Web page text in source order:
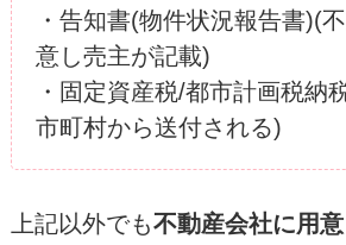
・告知書(物件状況報告書)(
意し売主が記載)
・固定資産税/都市計画税納
市町村から送付される)
上記以外でも不動産会社に用